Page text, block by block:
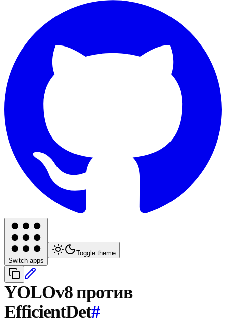
Switch apps
Toggle theme
YOLOv8 против
EfficientDet#